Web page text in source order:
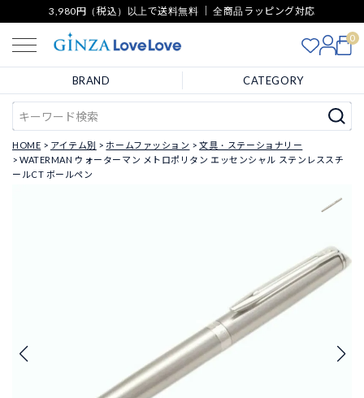
3,980円（税込）以上で送料無料 ｜ 全商品ラッピング対応
0
BRAND CATEGORY
HOME アイテム別 ホームファッション
文具・ステーショナリー
WATERMAN ウォーターマン メトロポリタン エッセンシャル ステンレススチ
ールCT ボールペン